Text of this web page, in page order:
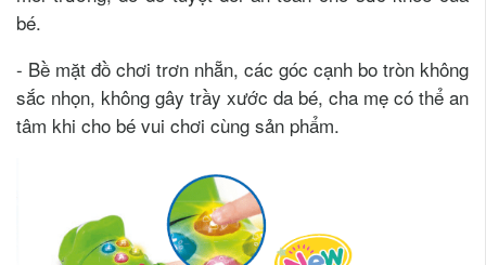
bé.
- Bề mặt đồ chơi trơn nhẵn, các góc cạnh bo tròn không
sắc nhọn, không gây trầy xước da bé, cha mẹ có thể an
tâm khi cho bé vui chơi cùng sản phẩm.